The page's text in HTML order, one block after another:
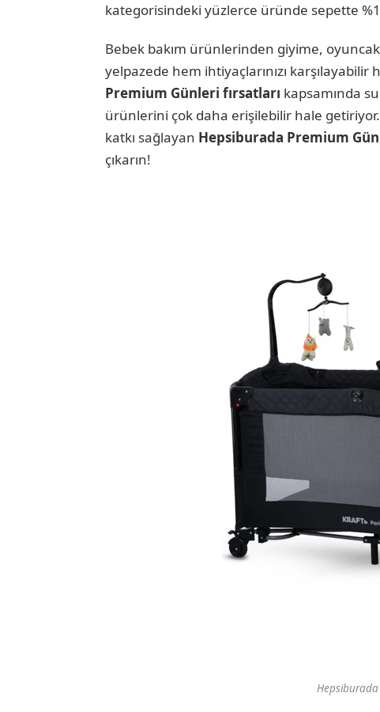
kategorisindeki yüzlerce üründe sepette
Bebek bakım ürünlerinden giyime,
yelpazede hem ihtiyaçlarınızı
Premium Günleri fırsatları kapsamında
ürünlerini çok daha erişilebilir hale
katkı sağlayan Hepsiburada Premium
çıkarın!